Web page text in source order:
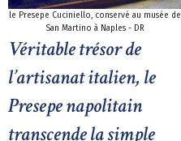
le Presepe Cuciniello, conservé au musée de
San Martino à Naples - DR
Véritable trésor de
l’artisanat italien, le
Presepe napolitain
transcende la simple